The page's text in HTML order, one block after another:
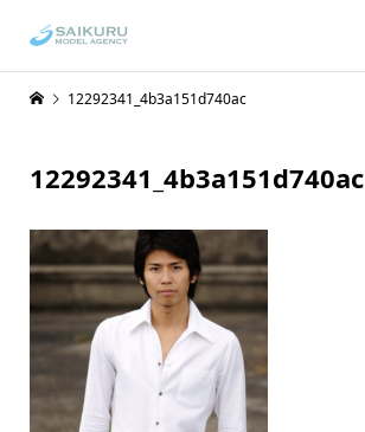
12292341_4b3a151d740ac
12292341_4b3a151d740ac